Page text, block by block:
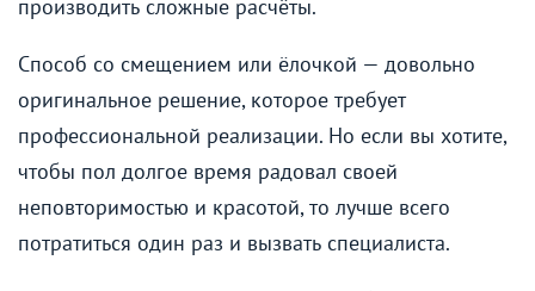
производить сложные расчёты.
Способ со смещением или ёлочкой — довольно
оригинальное решение, которое требует
профессиональной реализации. Но если вы хотите,
чтобы пол долгое время радовал своей
неповторимостью и красотой, то лучше всего
потратиться один раз и вызвать специалиста.